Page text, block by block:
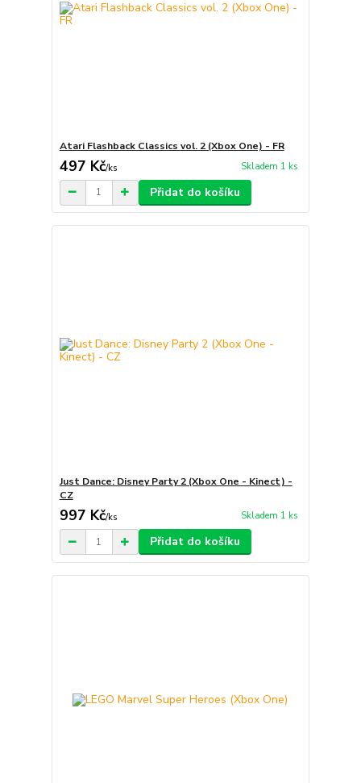
Atari Flashback Classics vol. 2 (Xbox One) - FR
497 Kč/ks Skladem 1 ks
Přidat do košíku
Just Dance: Disney Party 2 (Xbox One - Kinect) -
CZ
997 Kč/ks Skladem 1 ks
Přidat do košíku